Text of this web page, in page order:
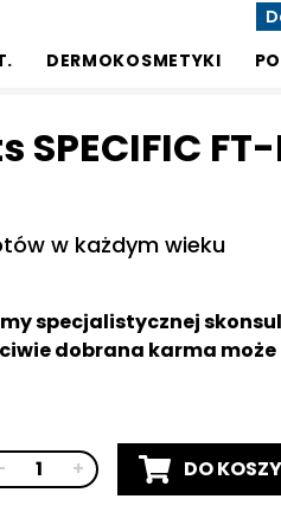
DERMOKOSMETYKI
w każdym wieku
specjalistycznej
dobrana karma
+ DO